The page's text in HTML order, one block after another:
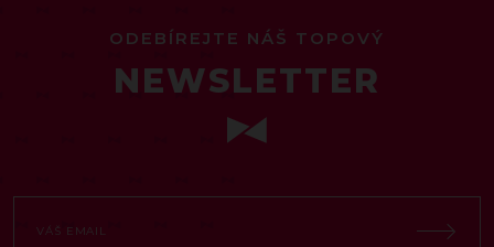
ODEBÍREJTE NÁŠ TOPOVÝ
NEWSLETTER